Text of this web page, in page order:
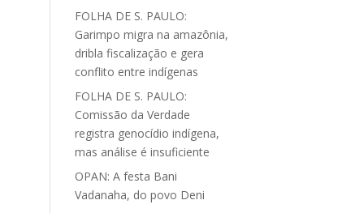
FOLHA DE S. PAULO:
Garimpo migra na amazônia,
dribla fiscalização e gera
conflito entre indígenas
FOLHA DE S. PAULO:
Comissão da Verdade
registra genocídio indígena,
mas análise é insuficiente
OPAN: A festa Bani
Vadanaha, do povo Deni